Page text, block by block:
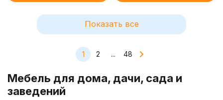
Показать все
1 2 ... 48
Мебель для дома, дачи, сада и
заведений